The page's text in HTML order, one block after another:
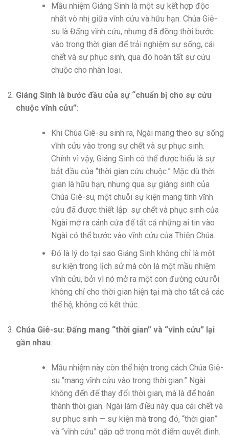
Mầu nhiệm Giáng Sinh là một sự kết hợp độc
nhất vô nhị giữa vĩnh cửu và hữu hạn. Chúa Giê-
su là Đấng vĩnh cửu, nhưng đã đồng thời bước
vào trong thời gian để trải nghiệm sự sống, cái
chết và sự phục sinh, qua đó hoàn tất sự cứu
chuộc cho nhân loại.
Giáng Sinh là bước đầu của sự “chuẩn bị cho sự cứu
chuộc vĩnh cửu”:
Khi Chúa Giê-su sinh ra, Ngài mang theo sự sống
vĩnh cửu vào trong sự chết và sự phục sinh.
Chính vì vậy, Giáng Sinh có thể được hiểu là sự
bắt đầu của “thời gian cứu chuộc.” Mặc dù thời
gian là hữu hạn, nhưng qua sự giáng sinh của
Chúa Giê-su, một chuỗi sự kiện mang tính vĩnh
cửu đã được thiết lập: sự chết và phục sinh của
Ngài mở ra cánh cửa để tất cả những ai tin vào
Ngài có thể bước vào vĩnh cửu của Thiên Chúa.
Đó là lý do tại sao Giáng Sinh không chỉ là một
sự kiện trong lịch sử mà còn là một mầu nhiệm
vĩnh cửu, bởi vì nó mở ra một con đường cứu rỗi
không chỉ cho thời gian hiện tại mà cho tất cả các
thế hệ, không có kết thúc.
Chúa Giê-su: Đấng mang “thời gian” và “vĩnh cửu” lại
gần nhau:
Mầu nhiệm này còn thể hiện trong cách Chúa Giê-
su “mang vĩnh cửu vào trong thời gian.” Ngài
không đến để thay đổi thời gian, mà là để hoàn
thành thời gian. Ngài làm điều này qua cái chết và
sự phục sinh — sự kiện mà trong đó, “thời gian”
và “vĩnh cửu” gặp gỡ trong một điểm quyết định.